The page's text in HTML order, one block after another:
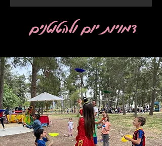
דמויות יום ולהטוטנים